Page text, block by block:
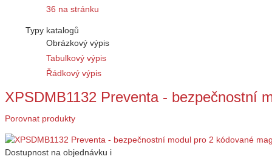
36 na stránku
Typy katalogů
Obrázkový výpis
Tabulkový výpis
Řádkový výpis
XPSDMB1132 Preventa - bezpečnostní
Porovnat produkty
Dostupnost na objednávku i